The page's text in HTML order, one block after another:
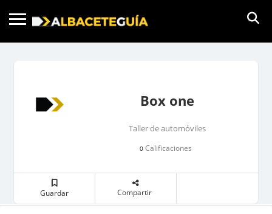
Box one
Taller de automóviles
0Calificaciones
Guardar Compartir